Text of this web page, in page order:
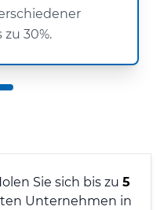
30%.
Sie sich bis zu 5
Unternehmen in